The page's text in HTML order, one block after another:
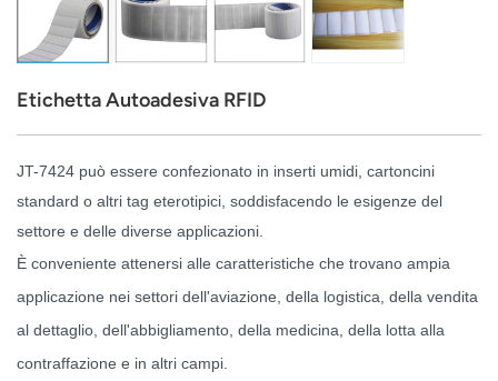
Türk
Ελληνικά
Melayu
แบบไทย
Tiếng Việt
Indonesia
Etichetta Autoadesiva RFID
JT-7424 può essere confezionato in inserti umidi, cartoncini
standard o altri tag eterotipici, soddisfacendo le esigenze del
settore e delle diverse applicazioni.
È conveniente attenersi alle caratteristiche che trovano ampia
applicazione nei settori dell'aviazione, della logistica, della vendita
al dettaglio, dell'abbigliamento, della medicina, della lotta alla
contraffazione e in altri campi.